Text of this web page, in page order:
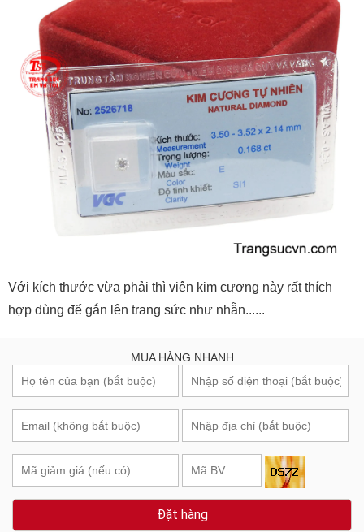
Với kích thước vừa phải thì viên kim cương này rất thích
hợp dùng để gắn lên trang sức như nhẫn......
MUA HÀNG NHANH
Đặt hàng